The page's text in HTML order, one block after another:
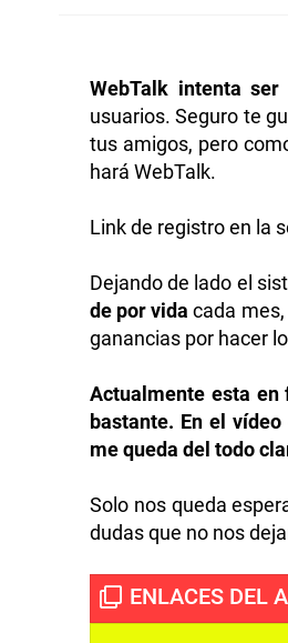
WebTalk intenta
usuarios. Seguro te
tus amigos, pero
hará WebTalk.
Link de registro en la
Dejando de lado el
de por vidacada
ganancias por hacer
Actualmente esta en
bastante. En el
me queda del todo
Solo nos queda
dudas que no nos